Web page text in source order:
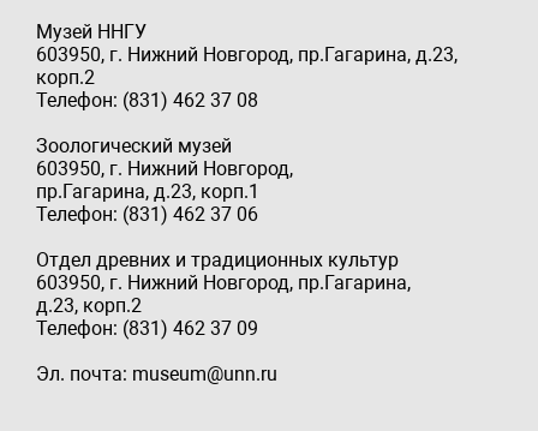
Музей ННГУ
603950, г. Нижний Новгород, пр.Гагарина, д.23,
корп.2
Телефон: (831) 462 37 08
Зоологический музей
603950, г. Нижний Новгород,
пр.Гагарина, д.23, корп.1
Телефон: (831) 462 37 06
Отдел древних и традиционных культур
603950, г. Нижний Новгород, пр.Гагарина,
д.23, корп.2
Телефон: (831) 462 37 09
Эл. почта: museum@unn.ru